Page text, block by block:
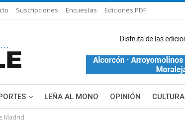
Suscripciones Encuestas Ediciones PDF
LEÑA AL MONO OPINIÓN CULTURA
HISTORIAS DE BLANCA
Madrid